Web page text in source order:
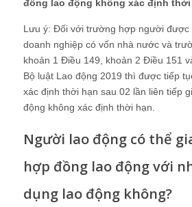
đồng lao động không xác định thời
Lưu ý: Đối với trường hợp người được
doanh nghiệp có vốn nhà nước và
khoản 1 Điều 149, khoản 2 Điều 151
Bộ luật Lao động 2019 thì được tiếp
xác định thời hạn sau 02 lần liên tiếp
động không xác định thời hạn.
Người lao động có thể
hợp đồng lao động với
dụng lao động không?